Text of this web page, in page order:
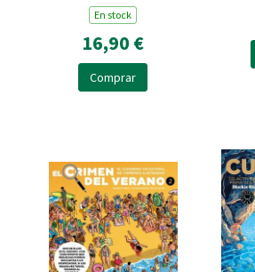
En stock
16,90 €
Comprar